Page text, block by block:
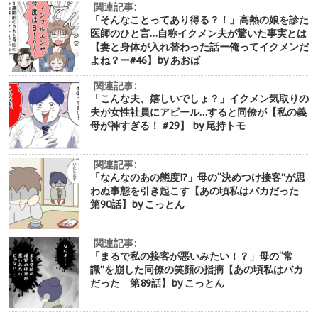
関連記事:
「そんなことってあり得る？！」高熱の娘を診た
医師のひと言…自称イクメン夫が驚いた事実とは
【妻と身体が入れ替わった話ー俺ってイクメンだ
よね？ー#46】by あおば
関連記事:
「こんな夫、嬉しいでしょ？」イクメン気取りの
夫が女性社員にアピール…すると同僚が【私の義
母が神すぎる！ #29】 by 尾持トモ
関連記事:
「なんなのあの態度!?」母の“決めつけ接客”が思
わぬ事態を引き起こす【あの頃私はバカだった
第90話】by こっとん
関連記事:
「まるで私の接客が悪いみたい！？」母の“常
識”を崩した同僚の笑顔の指摘【あの頃私はバカ
だった 第89話】by こっとん